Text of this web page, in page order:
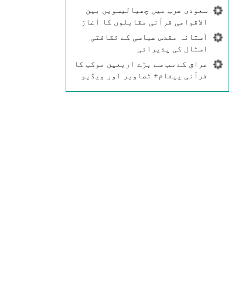
سعودی عرب میں چھیالیسویں بین
الاقوامی قرآنی مقابلوں کا آغاز
آستانہ مقدس عباسی کے ثقافتی
اسٹال کی پذیرائی
عراق کے سب سے بڑے اربعین موکب کا
قرآنی پیغام+ ٹصاویر اور ویڈیو